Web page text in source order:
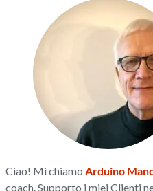
Ciao! Mi chiamoArduino
coach. Supporto i miei Clienti